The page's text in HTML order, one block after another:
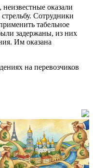
оказали
Сотрудники
табельное
задержаны, из них
Им оказана
на перевозчиков